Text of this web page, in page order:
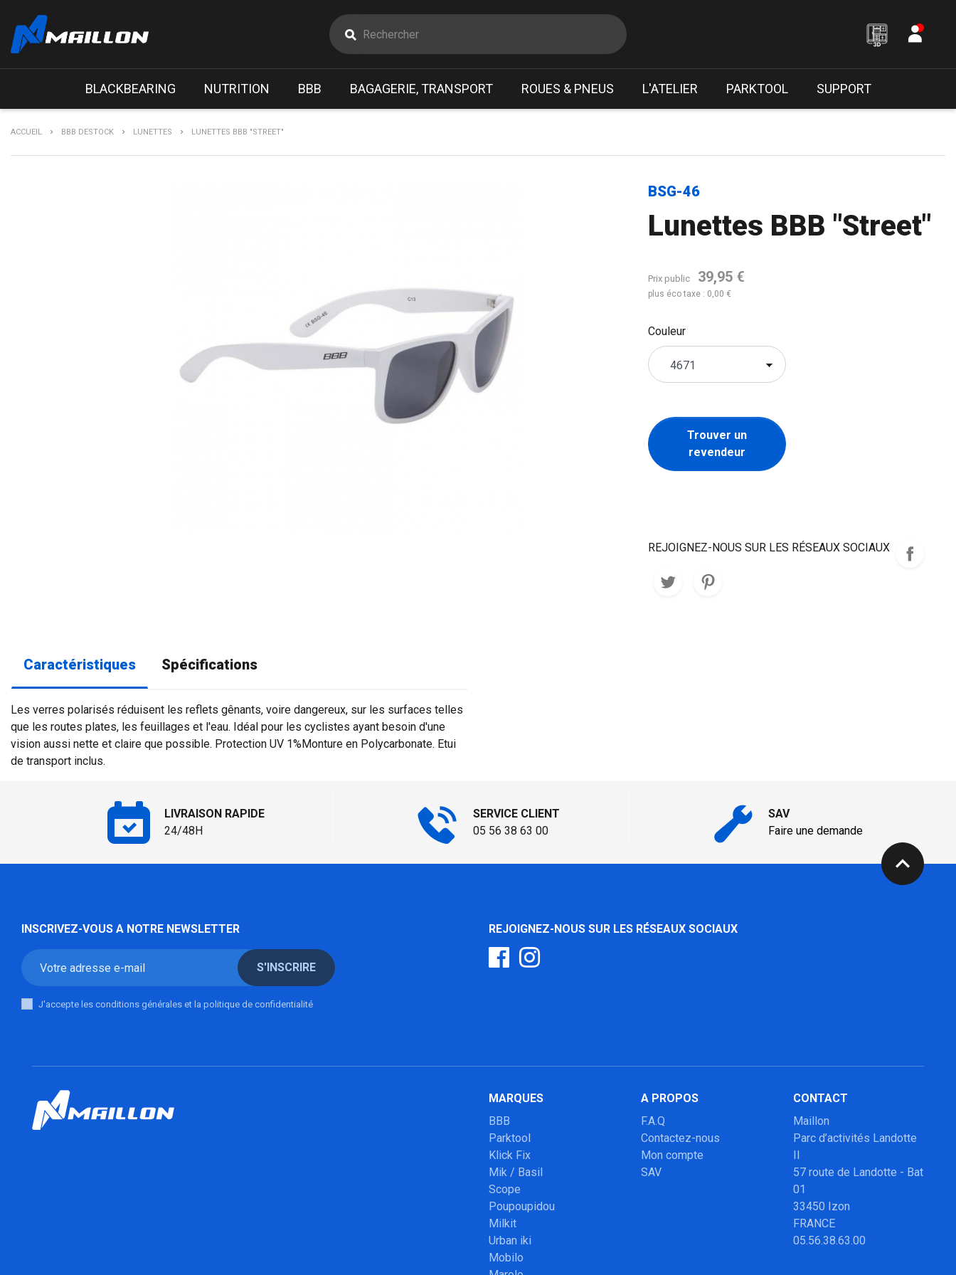
BLACKBEARING NUTRITION BBB BAGAGERIE, TRANSPORT ROUES & PNEUS L'ATELIER PARKTOOL SUPPORT
ACCUEIL BBB DESTOCK LUNETTES LUNETTES BBB "STREET"
BSG-46
Lunettes BBB "Street"
Prix public 39,95 €
plus éco taxe : 0,00 €
Couleur
Trouver un
revendeur
REJOIGNEZ-NOUS SUR LES RÉSEAUX SOCIAUX
Caractéristiques Spécifications
Les verres polarisés réduisent les reflets gênants, voire dangereux, sur les surfaces telles
que les routes plates, les feuillages et l'eau. Idéal pour les cyclistes ayant besoin d'une
vision aussi nette et claire que possible. Protection UV 1%Monture en Polycarbonate. Etui
de transport inclus.
LIVRAISON RAPIDE
24/48H
SERVICE CLIENT
05 56 38 63 00
SAV
Faire une demande
expand_less
INSCRIVEZ-VOUS A NOTRE NEWSLETTER
S'INSCRIRE
J'accepte les conditions générales et la politique de confidentialité
REJOIGNEZ-NOUS SUR LES RÉSEAUX SOCIAUX
MARQUES
BBB
Parktool
Klick Fix
Mik / Basil
Scope
Poupoupidou
Milkit
Urban iki
Mobilo
A PROPOS
F.A.Q
Contactez-nous
Mon compte
SAV
CONTACT
Maillon
Parc d’activités Landotte
II
57 route de Landotte - Bat
01
33450 Izon
FRANCE
05.56.38.63.00